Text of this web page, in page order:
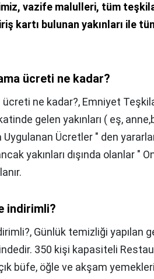
vazife malulleri, tüm
kartı bulunan yakınları ile
ücreti ne kadar?
ne kadar?, Emniyet
gelen yakınları ( eş,
Ücretler " den
yakınları dışında olanlar "
indirimli?
Günlük temizliği yapılan
350 kişi kapasiteli
büfe, öğle ve akşam